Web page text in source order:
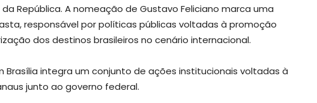
República. A nomeação de Gustavo Feliciano marca uma
responsável por políticas públicas voltadas à promoção
dos destinos brasileiros no cenário internacional.
Brasília integra um conjunto de ações institucionais voltadas à
junto ao governo federal.